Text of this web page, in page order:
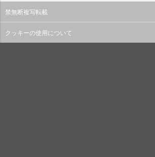
禁無断複写転載
クッキーの使用について